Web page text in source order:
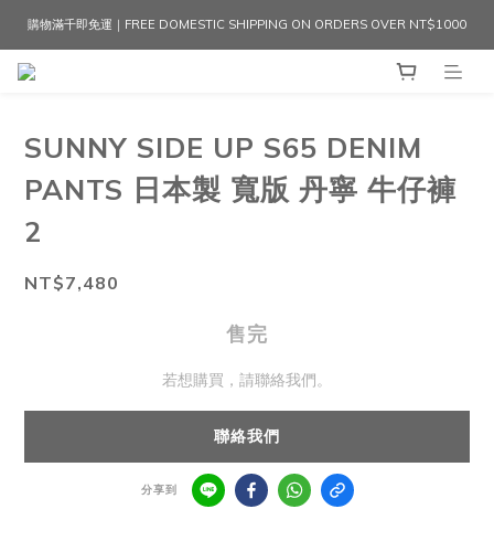
購物滿千即免運｜FREE DOMESTIC SHIPPING ON ORDERS OVER NT$1000
SUNNY SIDE UP S65 DENIM
PANTS 日本製 寬版 丹寧 牛仔褲
2
NT$7,480
售完
若想購買，請聯絡我們。
聯絡我們
分享到